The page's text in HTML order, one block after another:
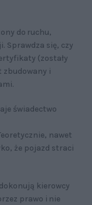
do ruchu,
Sprawdza się, czy
(zostały
zbudowany i
świadectwo
nawet
że pojazd straci
kierowcy
prawo i nie